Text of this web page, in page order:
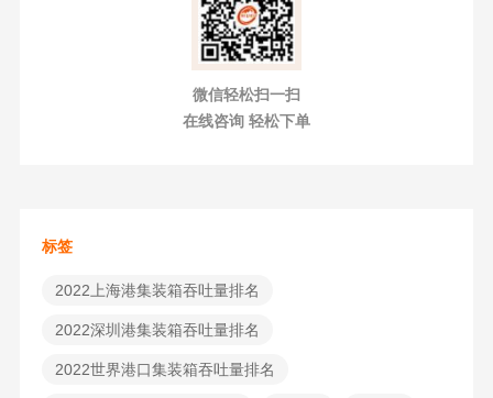
微信轻松扫一扫
在线咨询 轻松下单
标签
2022上海港集装箱吞吐量排名
2022深圳港集装箱吞吐量排名
2022世界港口集装箱吞吐量排名